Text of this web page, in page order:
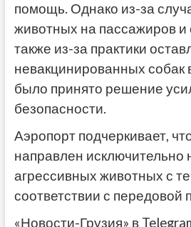
помощь. Однако из-за
животных на пассажиров и
также из-за практики
невакцинированных собак
было принято решение
безопасности.
Аэропорт подчеркивает,
направлен исключительно
агрессивных животных с
соответствии с передовой
«Новости-Грузия» в